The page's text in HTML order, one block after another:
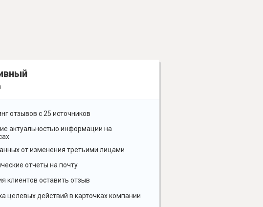
отзывов с 25 источников
актуальностью информации на
от изменения третьими лицами
отчеты на почту
клиентов оставить отзыв
целевых действий в карточках компании